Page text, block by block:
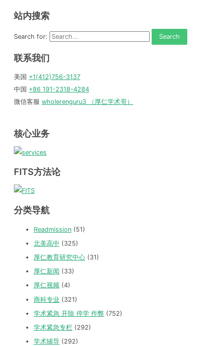
站内搜索
Search for:
联系我们
美国 +1(412)756-3137
中国 +86 191-2318-4284
微信客服 wholerenguru3 （厚仁学术哥）
核心业务
FITS方法论
分类导航
Readmission (51)
北美高中 (325)
厚仁教育研究中心 (31)
厚仁新闻 (33)
厚仁视频 (4)
商科专业 (321)
学术紧急 开除 停学 作弊 (752)
学术紧急专栏 (292)
学术辅导 (292)